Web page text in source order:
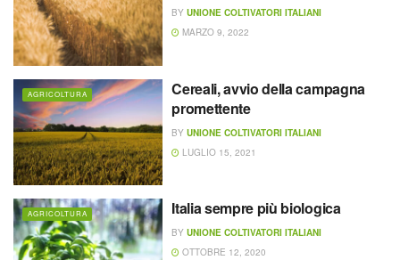
BY UNIONE COLTIVATORI ITALIANI
MARZO 9, 2022
AGRICOLTURA
Cereali, avvio della campagna
promettente
BY UNIONE COLTIVATORI ITALIANI
LUGLIO 15, 2021
AGRICOLTURA Italia sempre più biologica
BY UNIONE COLTIVATORI ITALIANI
OTTOBRE 12, 2020